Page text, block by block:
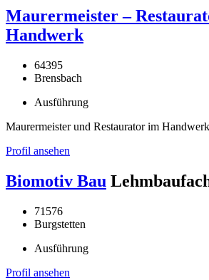
Maurermeister –
Handwerk
64395
Brensbach
Ausführung
Maurermeister und Restaurator im Handwerk
Profil ansehen
Biomotiv Bau
71576
Burgstetten
Ausführung
Profil ansehen